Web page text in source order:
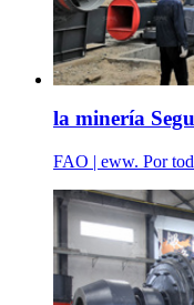
la minería
FAO | eww. Por